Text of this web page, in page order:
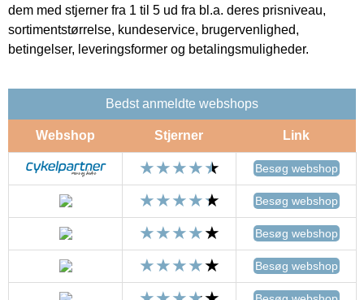
dem med stjerner fra 1 til 5 ud fra bl.a. deres prisniveau,
sortimentstørrelse, kundeservice, brugervenlighed,
betingelser, leveringsformer og betalingsmuligheder.
Bedst anmeldte webshops
Webshop Stjerner Link
Besøg webshop
Besøg webshop
Besøg webshop
Besøg webshop